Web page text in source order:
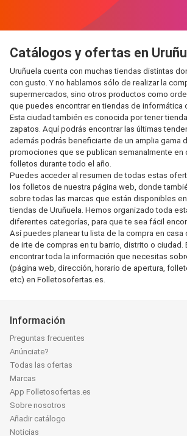
Catálogos y ofertas en
Uruñuela cuenta con muchas tiendas distintas
con gusto. Y no hablamos sólo de realizar la
supermercados, sino otros productos como
que puedes encontrar en tiendas de informática
Esta ciudad también es conocida por tener
zapatos. Aquí podrás encontrar las últimas
además podrás beneficiarte de un amplia gama
promociones que se publican semanalmente en
folletos durante todo el año.
Puedes acceder al resumen de todas estas
los folletos de nuestra página web, donde
sobre todas las marcas que están disponibles
tiendas de Uruñuela. Hemos organizado toda
diferentes categorías, para que te sea fácil
Así puedes planear tu lista de la compra en casa
de irte de compras en tu barrio, distrito o ciudad.
encontrar toda la información que necesitas
(página web, dirección, horario de apertura,
etc) en Folletosofertas.es.
Información
Preguntas frecuentes
Anúnciate?
Todas las ofertas
Marcas
App Folletosofertas.es
Sobre nosotros
Añadir catálogo
Noticias